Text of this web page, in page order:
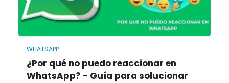
WHATSAPP
¿Por qué no puedo reaccionar en
WhatsApp? - Guía para solucionar